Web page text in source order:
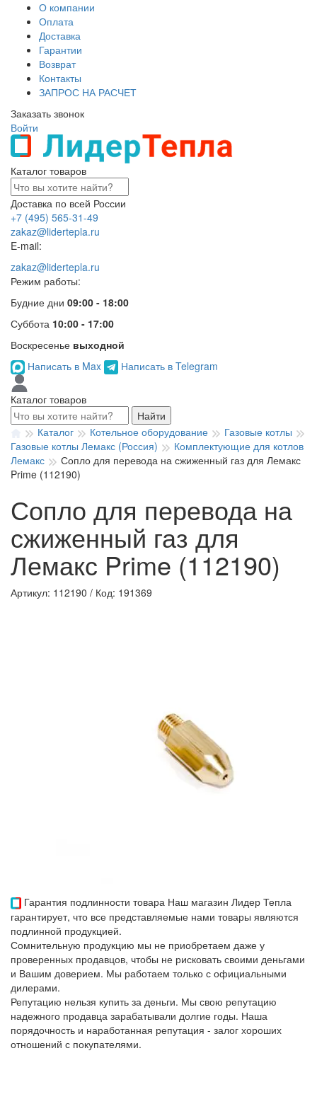
О компании
Оплата
Доставка
Гарантии
Возврат
Контакты
ЗАПРОС НА РАСЧЕТ
Заказать звонок
Войти
Каталог товаров
Доставка по всей России
+7 (495) 565-31-49
zakaz@lidertepla.ru
E-mail:
zakaz@lidertepla.ru
Режим работы:
Будние дни 09:00 - 18:00
Суббота 10:00 - 17:00
Воскресенье выходной
Написать в Max
Написать в Telegram
Каталог товаров
Найти
Каталог
Котельное оборудование
Газовые котлы
Газовые котлы Лемакс (Россия)
Комплектующие для котлов
Лемакс
Сопло для перевода на сжиженный газ для Лемакс
Prime (112190)
Сопло для перевода на
сжиженный газ для
Лемакс Prime (112190)
Артикул: 112190 / Код: 191369
Гарантия подлинности товара Наш магазин Лидер Тепла
гарантирует, что все представляемые нами товары являются
подлинной продукцией.
Сомнительную продукцию мы не приобретаем даже у
проверенных продавцов, чтобы не рисковать своими деньгами
и Вашим доверием. Мы работаем только с официальными
дилерами.
Репутацию нельзя купить за деньги. Мы свою репутацию
надежного продавца зарабатывали долгие годы. Наша
порядочность и наработанная репутация - залог хороших
отношений с покупателями.